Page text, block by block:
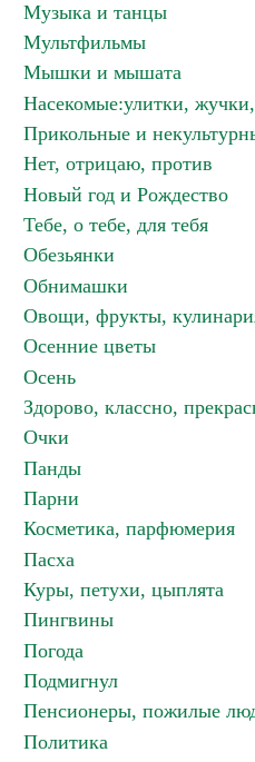
Музыка и танцы
Мультфильмы
Мышки и мышата
Насекомые:улитки,
Прикольные и
Нет, отрицаю, против
Новый год и Рождество
Тебе, о тебе, для тебя
Обезьянки
Обнимашки
Овощи, фрукты,
Осенние цветы
Осень
Здорово, классно,
Очки
Панды
Парни
Косметика, парфюмерия
Пасха
Куры, петухи, цыплята
Пингвины
Погода
Подмигнул
Пенсионеры, пожилые
Политика